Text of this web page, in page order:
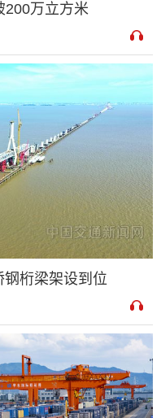
200万立方米
桁梁架设到位